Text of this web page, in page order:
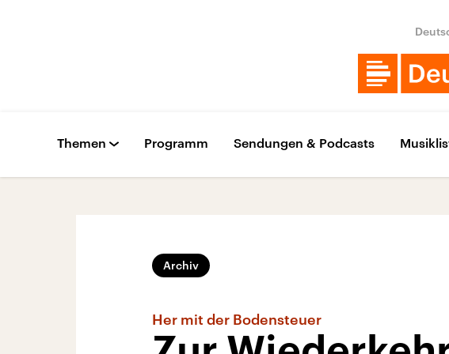
Themen Programm Sendungen & Podcasts
Archiv
Her mit der Bodensteuer